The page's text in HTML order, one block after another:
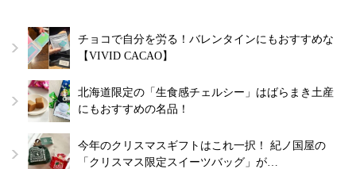
チョコで自分を労る！バレンタインにもおすすめな
【VIVID CACAO】
北海道限定の「生食感チェルシー」はばらまき土産
にもおすすめの名品！
今年のクリスマスギフトはこれ一択！ 紀ノ国屋の
「クリスマス限定スイーツバッグ」が…